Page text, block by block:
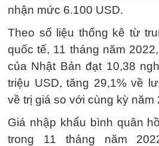
nhận mức 6.100 USD.
Theo số liệu thống kê từ
quốc tế, 11 tháng năm
của Nhật Bản đạt 10,38
triệu USD, tăng 29,1% về
về trị giá so với cùng kỳ năm
Giá nhập khẩu bình quân
trong 11 tháng năm